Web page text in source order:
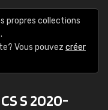
propres collections
Vous pouvez créer
S 2020-